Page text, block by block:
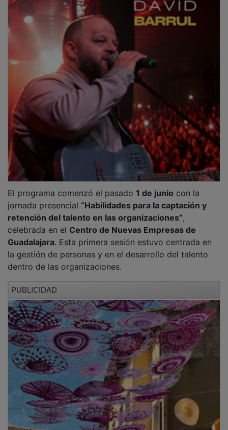
jornada presencial“Habilidades para la captación y
retención del talento en las organizaciones”,
celebrada en elCentro de Nuevas Empresas de
Guadalajara. Esta primera sesión estuvo centrada en
la gestión de personas y en el desarrollo del talento
dentro de las organizaciones.